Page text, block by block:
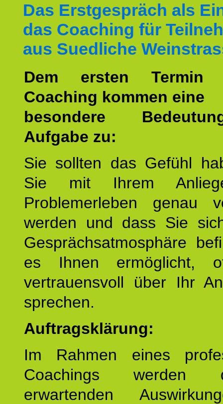
Das Erstgespräch als
das Coaching für
aus Suedliche
Dem ersten
Coaching kommen eine
besondere
Aufgabe zu:
Sie sollten das Gefühl
Sie mit Ihrem
Problemerleben genau
werden und dass Sie
Gesprächsatmosphäre
es Ihnen ermöglicht,
vertrauensvoll über Ihr
sprechen.
Auftragsklärung:
Im Rahmen eines
Coachings
erwartenden